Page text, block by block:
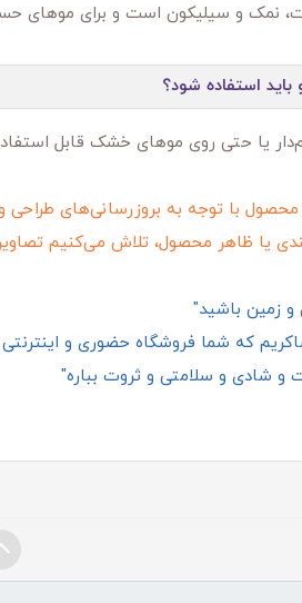
نمک و سیلیکون است و برای
استفاده شود؟
یا حتی روی موهای خشک قابل
با توجه به بروزرسانی‌های
یا ظاهر محصول، تلاش می‌کنیم
و زمین باشید"
که شما فروشگاه حضوری و
و شادی و سلامتی و ثروت بباره"